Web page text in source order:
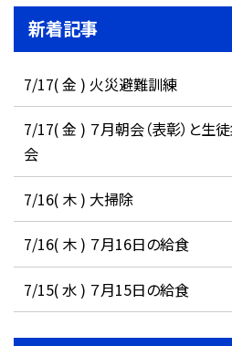
新着記事
7/17( 金 ) 火災避難訓練
7/17( 金 ) ７月朝会（表彰）と生
会
7/16( 木 ) 大掃除
7/16( 木 ) ７月16日の給食
7/15( 水 ) ７月15日の給食